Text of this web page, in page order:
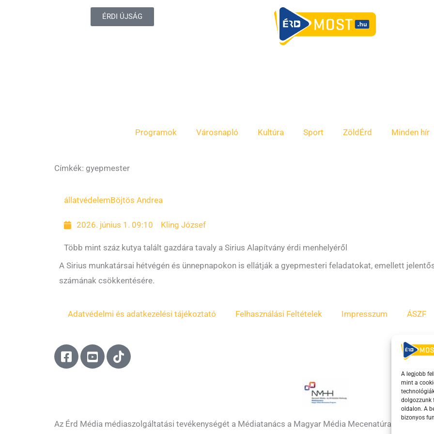
A legjobb
mint a
dolgozzunk
oldalon. A
bizonyos
ÉRDI ÚJSÁG
Programok Városnapló Kultúra Sport ZöldÉrd Minden hír
Címkék: gyepmester
állatvédelemBöjtös Andrea
2026. június 1. 09:10 Kling József
Több mint száz kutya talált gazdára tavaly a Sirius Alapítvány érdi menhelyéről
A Sirius munkatársai hétvégén és ünnepnapokon is ellátják a gyepmesteri feladatokat, emellett
számának csökkentésére.
Adatvédelmi és adatkezelési tájékoztató Felhasználási Feltételek Impresszum ÁSZF
F
a
o
Y
o
e
T
i
Az Érd Média médiaszolgáltatási tevékenységét a Médiatanács a Magyar Média Mecenatúra program